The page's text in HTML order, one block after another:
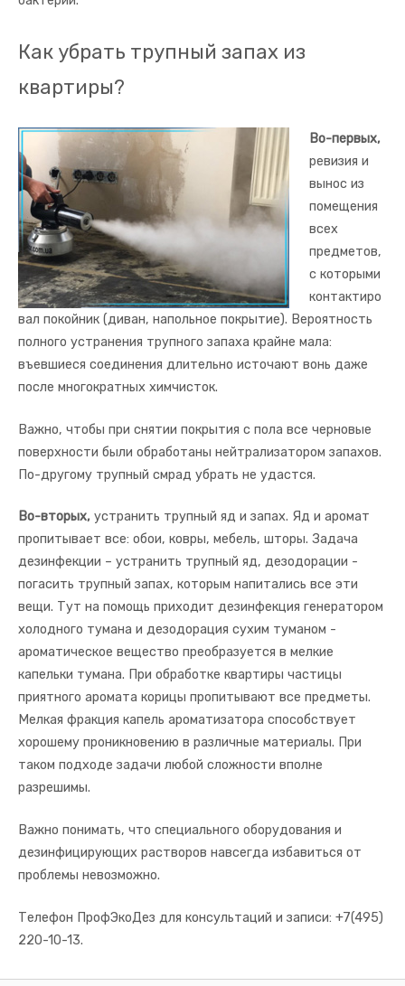
Как убрать трупный запах из
квартиры?
Во-первых,
ревизия и
вынос из
помещения
всех
предметов,
с которыми
контактиро
вал покойник (диван, напольное покрытие). Вероятность
полного устранения трупного запаха крайне мала:
въевшиеся соединения длительно источают вонь даже
после многократных химчисток.
Важно, чтобы при снятии покрытия с пола все черновые
поверхности были обработаны нейтрализатором запахов.
По-другому трупный смрад убрать не удастся.
Во-вторых, устранить трупный яд и запах. Яд и аромат
пропитывает все: обои, ковры, мебель, шторы. Задача
дезинфекции – устранить трупный яд, дезодорации -
погасить трупный запах, которым напитались все эти
вещи. Тут на помощь приходит дезинфекция генератором
холодного тумана и дезодорация сухим туманом -
ароматическое вещество преобразуется в мелкие
капельки тумана. При обработке квартиры частицы
приятного аромата корицы пропитывают все предметы.
Мелкая фракция капель ароматизатора способствует
хорошему проникновению в различные материалы. При
таком подходе задачи любой сложности вполне
разрешимы.
Важно понимать, что специального оборудования и
дезинфицирующих растворов навсегда избавиться от
проблемы невозможно.
Телефон ПрофЭкоДез для консультаций и записи: +7(495)
220-10-13.